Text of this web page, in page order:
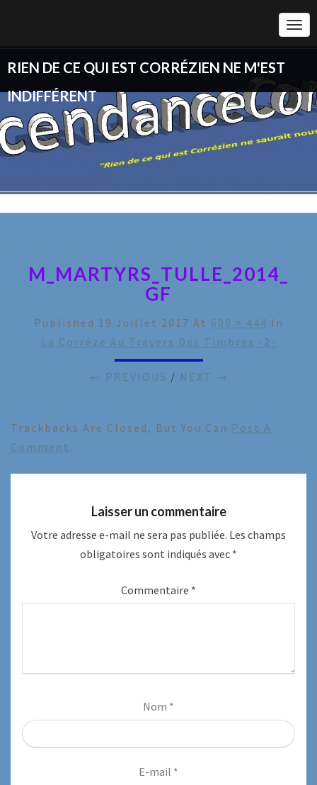
RIEN DE CE QUI EST CORRÉZIEN NE M'EST
INDIFFÉRENT
M_MARTYRS_TULLE_2014_
GF
Published 19 Juillet 2017 At 600 × 444 In
La Corrèze Au Travers Des Timbres -2-
← PREVIOUS / NEXT →
Trackbacks Are Closed, But You Can Post A
Comment .
Laisser un commentaire
Votre adresse e-mail ne sera pas publiée. Les champs
obligatoires sont indiqués avec *
Commentaire *
Nom *
E-mail *